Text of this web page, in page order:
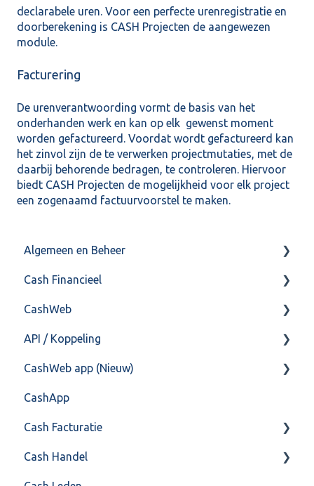
declarabele uren. Voor een perfecte urenregistratie en
doorberekening is CASH Projecten de aangewezen
module.
Facturering
De urenverantwoording vormt de basis van het
onderhanden werk en kan op elk gewenst moment
worden gefactureerd. Voordat wordt gefactureerd kan
het zinvol zijn de te verwerken projectmutaties, met de
daarbij behorende bedragen, te controleren. Hiervoor
biedt CASH Projecten de mogelijkheid voor elk project
een zogenaamd factuurvoorstel te maken.
Algemeen en Beheer
Bank(koppeling)
Import/Export
Postbus
Training & Consultancy
Overig
Cash Financieel
Boekhoud
Fiscaal
Overig
CashWeb
CashHero Layout
Mailen vanuit CASHWeb
Algemeen gebruik
API / Koppeling
Algemeen
Api 3.0 (SOAP API)
API 4.0 (REST API)
CashWeb app (Nieuw)
Veel gestelde vragen
CashApp
Cash Facturatie
Factureren
Cash Handel